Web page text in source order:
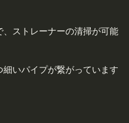
ストレーナーの清掃が可能
いパイプが繋がっています